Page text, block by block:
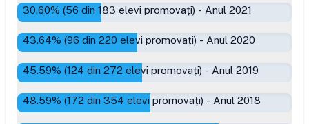
30.60% (56 din 183 elevi promovați) - Anul 2021
43.64% (96 din 220 elevi promovați) - Anul 2020
45.59% (124 din 272 elevi promovați) - Anul 2019
48.59% (172 din 354 elevi promovați) - Anul 2018